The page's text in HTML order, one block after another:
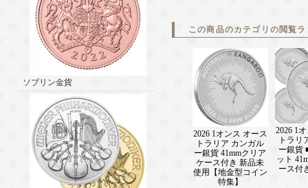
ソブリン金貨
この商品のカテゴリの閲覧
2026 1オンス オース
トラリア カンガル
ー銀貨 41mmクリア
ケース付き 新品未
使用【地金型コイン
特集】
2026 1
トラリ
ー銀貨
ット
ース付